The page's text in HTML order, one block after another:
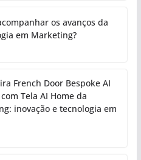
os avanços da
em Marketing?
French Door Bespoke AI
com Tela AI Home da
inovação e tecnologia em